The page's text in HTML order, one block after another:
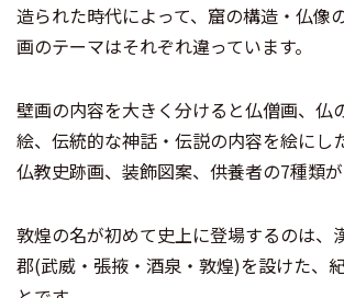
造られた時代によって、窟の構造・仏像
画のテーマはそれぞれ違っています。
壁画の内容を大きく分けると仏僧画、仏
絵、伝統的な神話・伝説の内容を絵にし
仏教史跡画、装飾図案、供養者の7種類が
敦煌の名が初めて史上に登場するのは、
郡(武威・張掖・酒泉・敦煌)を設けた、